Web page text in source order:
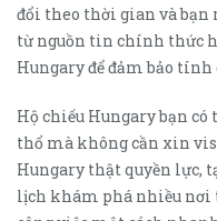
đổi theo thời gian và
từ nguồn tin chính thức
Hungary để đảm bảo
Hộ chiếu Hungary bạn có
thổ mà không cần xin
Hungary thật quyền lực,
lịch khám phá nhiều nơi